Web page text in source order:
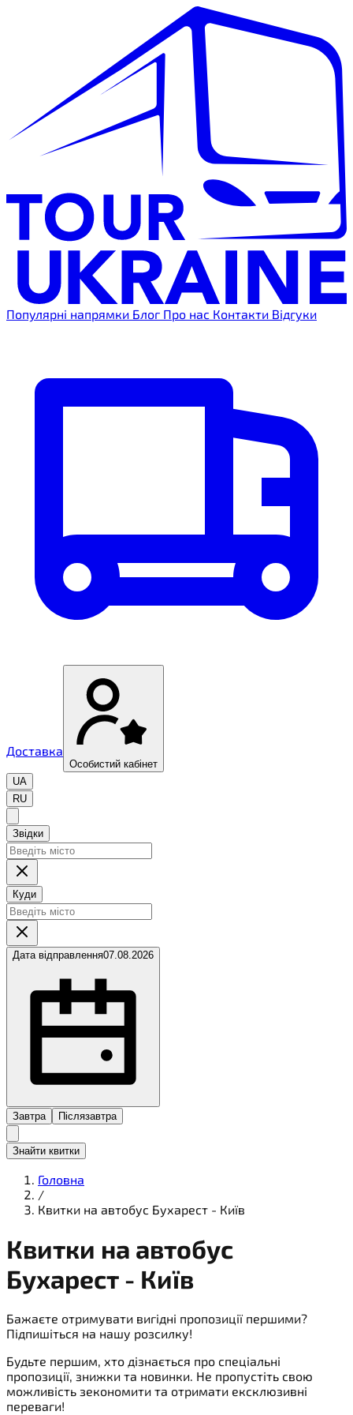
Популярні напрямки Блог Про нас Контакти Відгуки
Доставка
Особистий кабінет
UA
RU
Звідки
Куди
Дата відправлення07.08.2026
Завтра Післязавтра
Знайти квитки
Головна
/
Квитки на автобус Бухарест - Київ
Квитки на автобус
Бухарест - Київ
Бажаєте отримувати вигідні пропозиції першими?
Підпишіться на нашу розсилку!
Будьте першим, хто дізнається про спеціальні
пропозиції, знижки та новинки. Не пропустіть свою
можливість зекономити та отримати ексклюзивні
переваги!